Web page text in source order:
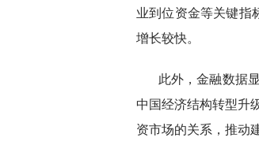
业到位资金等关键指
增长较快。
此外，金融数据
中国经济结构转型升
资市场的关系，推动